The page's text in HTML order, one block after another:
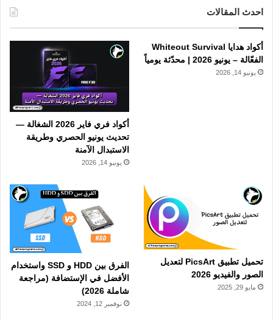
احدث المقالات
أكواد هدايا Whiteout Survival
الفعّالة – يونيو 2026 | محدّثة يومياً
يونيو 14, 2026
أكواد فري فاير 2026 الشغالة —
تحديث يونيو الحصري وطريقة
الاستبدال الآمنة
يونيو 14, 2026
تحميل تطبيق PicsArt لتعديل
الصور والفيديو 2026
مايو 29, 2025
الفرق بين HDD و SSD واستخدام
الأفضل في الإستضافة (مراجعة
شاملة 2026)
نوفمبر 12, 2024